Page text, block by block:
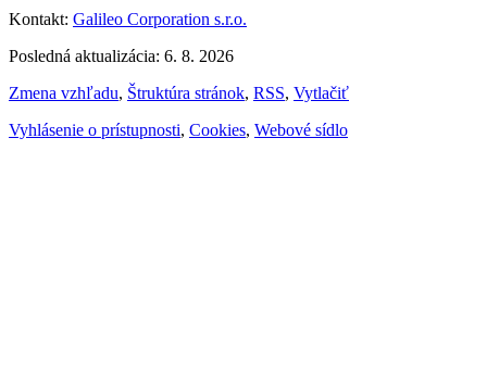
Kontakt: Galileo Corporation s.r.o.
Posledná aktualizácia: 6. 8. 2026
Zmena vzhľadu, Štruktúra stránok, RSS, Vytlačiť
Vyhlásenie o prístupnosti, Cookies, Webové sídlo